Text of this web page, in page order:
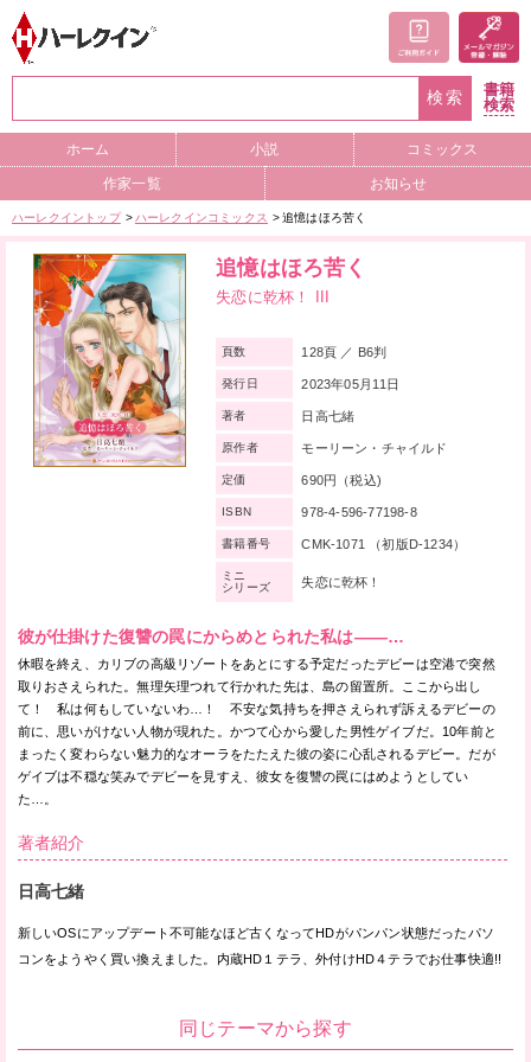
検索
書籍
検索
ホーム 小説 コミックス
作家一覧 お知らせ
ハーレクイントップ ハーレクインコミックス 追憶はほろ苦く
追憶はほろ苦く
失恋に乾杯！ III
彼が仕掛けた復讐の罠にからめとられた私は——…
休暇を終え、カリブの高級リゾートをあとにする予定だったデビーは空港で突然
取りおさえられた。無理矢理つれて行かれた先は、島の留置所。ここから出し
て！ 私は何もしていないわ…！ 不安な気持ちを押さえられず訴えるデビーの
前に、思いがけない人物が現れた。かつて心から愛した男性ゲイブだ。10年前と
まったく変わらない魅力的なオーラをたたえた彼の姿に心乱されるデビー。だが
ゲイブは不穏な笑みでデビーを見すえ、彼女を復讐の罠にはめようとしてい
た…。
頁数 128頁 ／ B6判
発行日 2023年05月11日
著者 日高七緒
原作者 モーリーン・チャイルド
定価 690円（税込)
ISBN 978-4-596-77198-8
書籍番号 CMK-1071 （初版D-1234）
ミニ
シリーズ
失恋に乾杯！
著者紹介
日高七緒
新しいOSにアップデート不可能なほど古くなってHDがパンパン状態だったパソ
コンをようやく買い換えました。内蔵HD１テラ、外付けHD４テラでお仕事快適!!
同じテーマから探す